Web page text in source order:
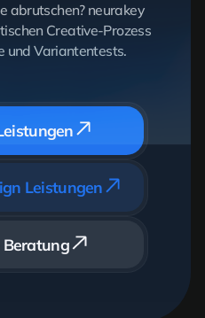
abrutschen? neurakey
Creative-Prozess
und Variantentests.
Leistungen
Beratung